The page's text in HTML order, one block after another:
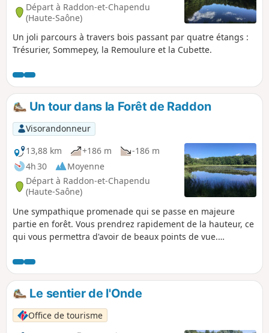
Départ à Raddon-et-Chapendu
(Haute-Saône)
Un joli parcours à travers bois passant par quatre étangs :
Trésurier, Sommepey, la Remoulure et la Cubette.
Un tour dans la Forêt de Raddon
Visorandonneur
13,88 km
+186 m
-186 m
4h 30
Moyenne
Départ à Raddon-et-Chapendu
(Haute-Saône)
Une sympathique promenade qui se passe en majeure
partie en forêt. Vous prendrez rapidement de la hauteur, ce
qui vous permettra d'avoir de beaux points de vue.
Le sentier de l'Onde
Office de tourisme